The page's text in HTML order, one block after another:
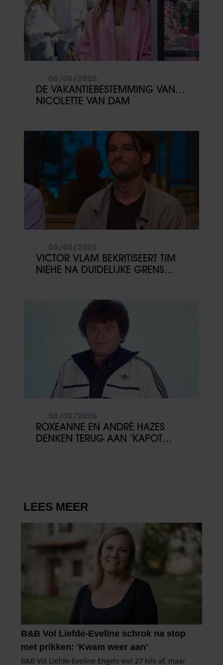
DE VAKANTIEBESTEMMING VAN…
NICOLETTE VAN DAM
VICTOR VLAM BEKRITISEERT TIM
NIEHE NA DUIDELIJKE GRENS
ROXEANNE EN ANDRÉ HAZES
DENKEN TERUG AAN ‘KAPOT